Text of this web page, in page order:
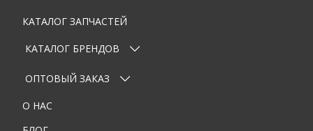
Ваше имя
Email
Телефон
КАТАЛОГ ЗАПЧАСТЕЙ
КАТАЛОГ БРЕНДОВ
ОПТОВЫЙ ЗАКАЗ
О НАС